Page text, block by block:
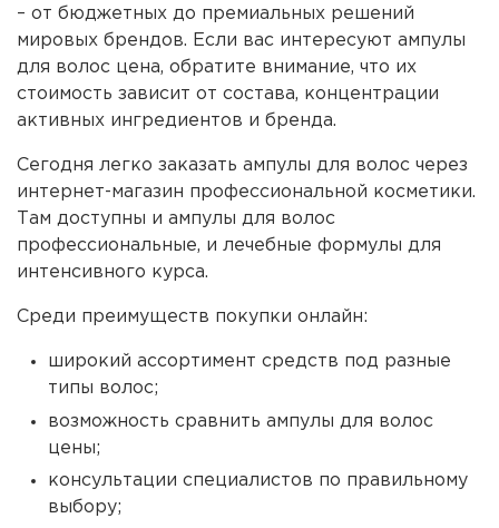
– от бюджетных до премиальных решений
мировых брендов. Если вас интересуют ампулы
для волос цена, обратите внимание, что их
стоимость зависит от состава, концентрации
активных ингредиентов и бренда.
Сегодня легко заказать ампулы для волос через
интернет-магазин профессиональной косметики.
Там доступны и ампулы для волос
профессиональные, и лечебные формулы для
интенсивного курса.
Среди преимуществ покупки онлайн:
широкий ассортимент средств под разные
типы волос;
возможность сравнить ампулы для волос
цены;
консультации специалистов по правильному
выбору;